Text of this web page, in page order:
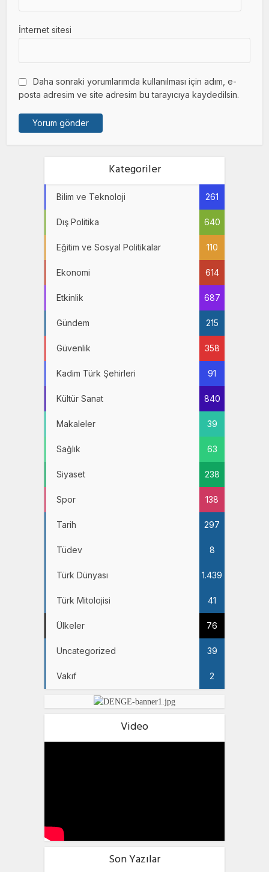
İnternet sitesi
Daha sonraki yorumlarımda kullanılması için adım, e-
posta adresim ve site adresim bu tarayıcıya kaydedilsin.
Kategoriler
Bilim ve Teknoloji 261
Dış Politika 640
Eğitim ve Sosyal Politikalar 110
Ekonomi 614
Etkinlik 687
Gündem 215
Güvenlik 358
Kadim Türk Şehirleri 91
Kültür Sanat 840
Makaleler 39
Sağlık 63
Siyaset 238
Spor 138
Tarih 297
Tüdev 8
Türk Dünyası 1.439
Türk Mitolojisi 41
Ülkeler 76
Uncategorized 39
Vakıf 2
Video
Son Yazılar